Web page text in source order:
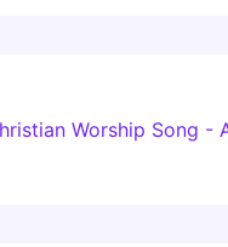
Worship Song -